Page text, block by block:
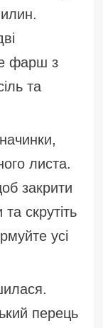
фарш з
та
листа.
закрити
скрутіть
усі
перець